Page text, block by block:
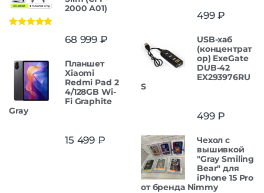
2000 A01)
68 999 ₽
Планшет
Xiaomi
Redmi Pad 2
4/128GB Wi-
Fi Graphite
Gray
15 499 ₽
499₽
USB-хаб
(концентрат
ор) ExeGate
DUB-42
EX293976RU
S
499₽
Чехол с
вышивкой
"Gray Smiling
Bear" для
iPhone 15 Pro
от бренда Nimmy